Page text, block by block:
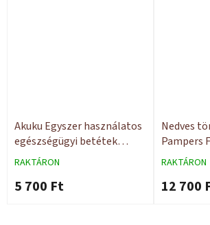
Akuku Egyszer használatos
egészségügyi betétek
PREMIUM 40x60 15 db
RAKTÁRON
5 700 Ft
Nedves
Pampers
db
RAKTÁRON
12 700